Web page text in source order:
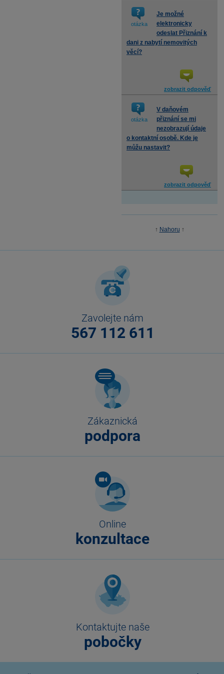
otázka
Je možné
elektronicky
odeslat Přiznání k
dani z nabytí nemovitých
věcí?
zobrazit odpověď
otázka
V daňovém
přiznání se mi
nezobrazují údaje
o kontaktní osobě. Kde je
můžu nastavit?
zobrazit odpověď
↑ Nahoru ↑
Zavolejte nám
567 112 611
Zákaznická
podpora
Online
konzultace
Kontaktujte naše
pobočky